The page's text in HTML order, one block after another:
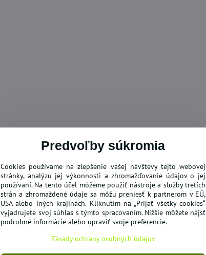
Predvoľby súkromia
Cookies používame na zlepšenie vašej návštevy tejto webovej
stránky, analýzu jej výkonnosti a zhromažďovanie údajov o jej
používaní. Na tento účel môžeme použiť nástroje a služby tretích
strán a zhromaždené údaje sa môžu preniesť k partnerom v EÚ,
USA alebo iných krajinách. Kliknutím na „Prijať všetky cookies“
vyjadrujete svoj súhlas s týmto spracovaním. Nižšie môžete nájsť
podrobné informácie alebo upraviť svoje preferencie.
Zásady ochrany osobných údajov